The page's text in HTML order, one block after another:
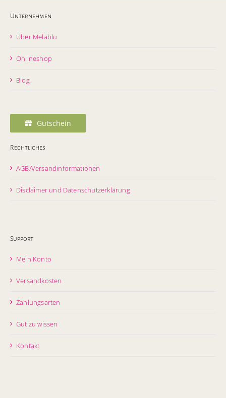
Unternehmen
Über Melablu
Onlineshop
Blog
Gutschein
Rechtliches
AGB/Versandinformationen
Disclaimer und Datenschutzerklärung
Support
Mein Konto
Versandkosten
Zahlungsarten
Gut zu wissen
Kontakt